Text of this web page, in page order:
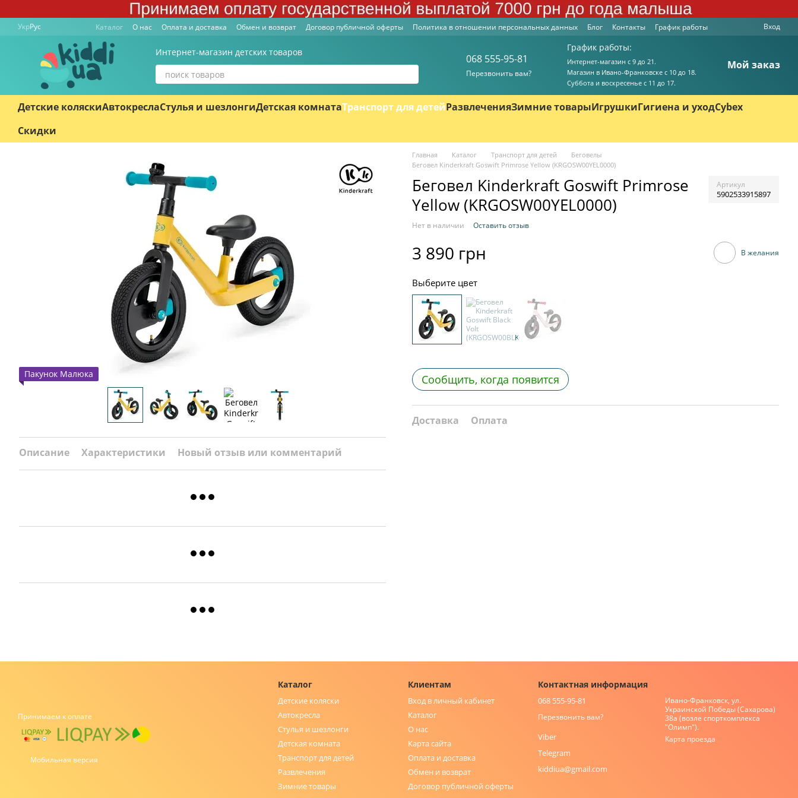
Перейти к основному контенту
УкрРус Каталог О нас Оплата и доставка Обмен и возврат Договор публичной оферты Политика в отношении персональных данных Блог Контакты График работы Вход
Интернет-магазин детских товаров
068 555-95-81
Перезвонить вам?
График работы:
Интернет-магазин с 9 до 21.
Магазин в Ивано-Франковске с 10 до 18.
Суббота и воскресенье с 11 до 17.
Мой заказ
Детские коляскиАвтокреслаСтулья и шезлонгиДетская комнатаТранспорт для детейРазвлеченияЗимние товарыИгрушкиГигиена и уходCybex
Скидки
Пакунок Малюка
Описание Характеристики Новый отзыв или комментарий
Главная Каталог Транспорт для детей
Беговелы
Беговел Kinderkraft Goswift Primrose Yellow (KRGOSW00YEL0000)
Беговел Kinderkraft Goswift Primrose
Yellow (KRGOSW00YEL0000)
Артикул
5902533915897
Нет в наличии Оставить отзыв
3 890 грн В желания
Выберите цвет
Сообщить, когда появится
Доставка Оплата
Принимаем к оплате
Мобильная версия
Каталог
Детские коляски
Автокресла
Стулья и шезлонги
Детская комната
Транспорт для детей
Развлечения
Зимние товары
Клиентам
Вход в личный кабинет
Каталог
О нас
Карта сайта
Оплата и доставка
Обмен и возврат
Договор публичной оферты
Контактная информация
068 555-95-81
Перезвонить вам?
Viber
Telegram
kiddiua@gmail.com
Ивано-Франковск, ул.
Украинской Победы (Сахарова)
38а (возле спорткомплекса
"Олимп").
Карта проезда